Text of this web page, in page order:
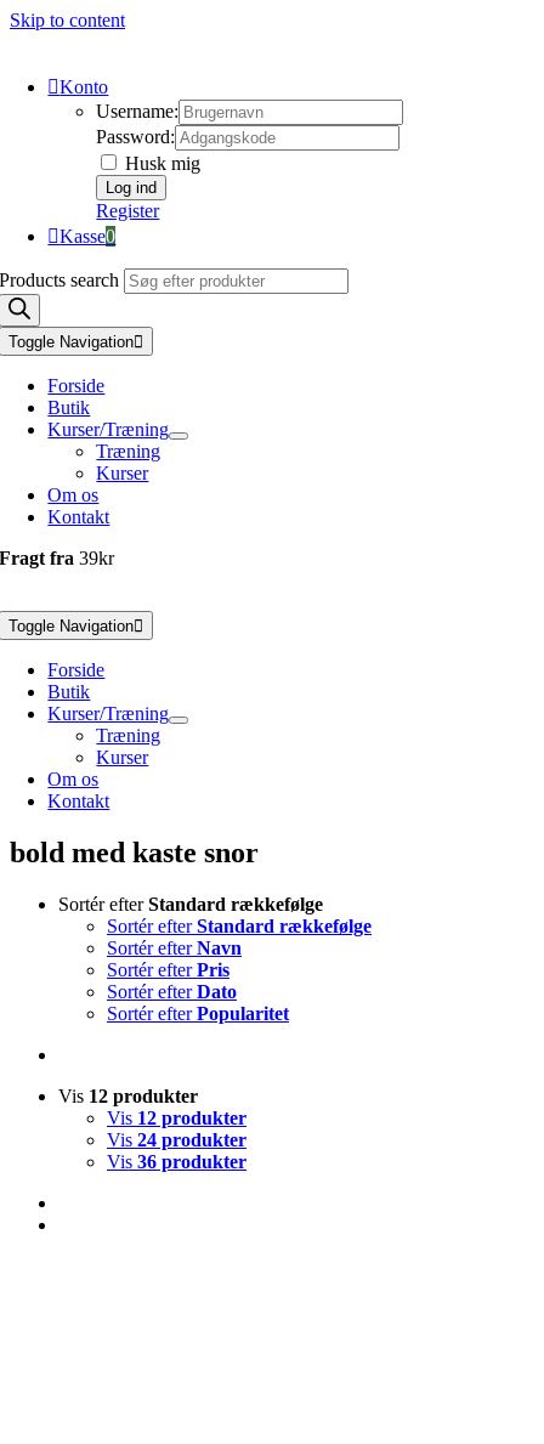
Skip to content
Konto
Username:
Password:
Husk mig
Register
Kasse0
Products search
Toggle Navigation
Forside
Butik
Kurser/Træning
Træning
Kurser
Om os
Kontakt
Fragt fra39kr
Toggle Navigation
Forside
Butik
Kurser/Træning
Træning
Kurser
Om os
Kontakt
bold med kaste snor
Sortér efterStandard rækkefølge
Sortér efterStandard rækkefølge
Sortér efterNavn
Sortér efterPris
Sortér efterDato
Sortér efterPopularitet
Vis 12 produkter
Vis 12 produkter
Vis 24 produkter
Vis 36 produkter